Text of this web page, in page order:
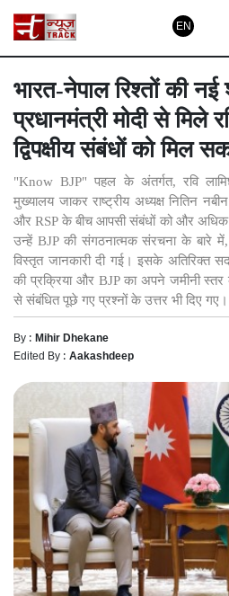
EN
भारत-नेपाल रिश्तों की
प्रधानमंत्री मोदी से मिले
द्विपक्षीय संबंधों को मिल
"Know BJP" पहल के अंतर्गत, रवि
मुख्यालय जाकर राष्ट्रीय अध्यक्ष नितिन
और RSP के बीच आपसी संबंधों को और अधिक
उन्हें BJP की संगठनात्मक संरचना के बारे
विस्तृत जानकारी दी गई। इसके अतिरिक्त
की प्रक्रिया और BJP का अपने जमीनी
से संबंधित पूछे गए प्रश्नों के उत्तर भी दिए गए।
By :Mihir Dhekane
Edited By :Aakashdeep